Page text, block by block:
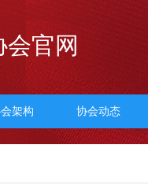
官网
架构 协会动态